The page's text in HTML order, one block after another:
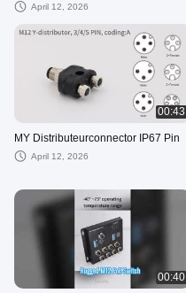
April 12, 2026
00:43
MY Distributeurconnector IP67 Pin
April 12, 2026
00:40